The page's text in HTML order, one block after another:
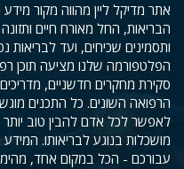
אתר מדיקל ליין מהווה מקור מידע
הבריאות, החל מאורח חיים
ותסמינים שכיחים, ועד לבריאות
הפלטפורמה שלנו מציעה תוכן
סקירת מחקרים חדשניים,
הרפואה השונים. כל התכנים
לאפשר לכל אדם להבין טוב
מושכלות בנוגע לבריאותו.
עבורכם - הכל במקום אחד, מהימן